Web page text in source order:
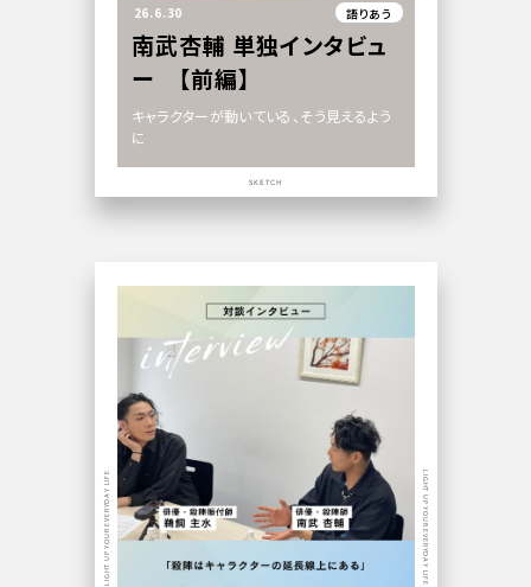
26.6.30 語りあう
南武杏輔 単独インタビュ
ー 【前編】
キャラクターが動いている、そう見えるよう
に
SKETCH
LIGHT UP YOUR EVERYDAY LIFE LIGHT UP YOUR EVERYDAY LIFE